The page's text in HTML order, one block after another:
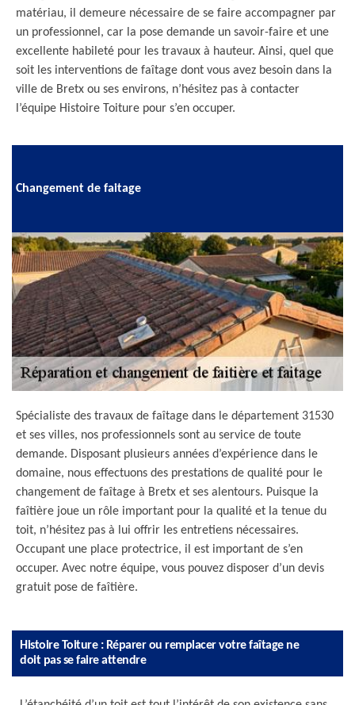
matériau, il demeure nécessaire de se faire accompagner par
un professionnel, car la pose demande un savoir-faire et une
excellente habileté pour les travaux à hauteur. Ainsi, quel que
soit les interventions de faîtage dont vous avez besoin dans la
ville de Bretx ou ses environs, n’hésitez pas à contacter
l’équipe Histoire Toiture pour s’en occuper.
Changement de faitage
Spécialiste des travaux de faîtage dans le département 31530
et ses villes, nos professionnels sont au service de toute
demande. Disposant plusieurs années d’expérience dans le
domaine, nous effectuons des prestations de qualité pour le
changement de faîtage à Bretx et ses alentours. Puisque la
faîtière joue un rôle important pour la qualité et la tenue du
toit, n’hésitez pas à lui offrir les entretiens nécessaires.
Occupant une place protectrice, il est important de s’en
occuper. Avec notre équipe, vous pouvez disposer d’un devis
gratuit pose de faîtière.
Histoire Toiture : Réparer ou remplacer votre faîtage ne
doit pas se faire attendre